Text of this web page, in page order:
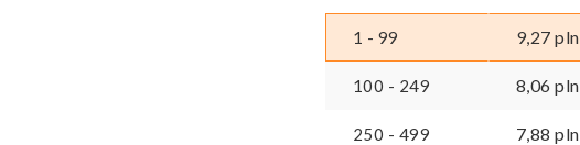
1 - 99 9,27pln
100 - 249 8,06pln
250 - 499 7,88pln